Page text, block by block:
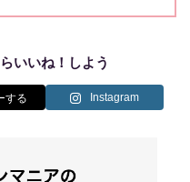
いいね！しよう
Instagram